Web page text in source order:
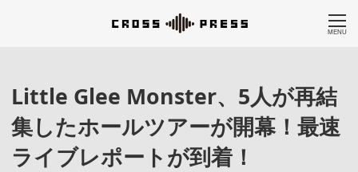
MENU
Little Glee Monster、5人が再結
集したホールツアーが開幕！最速
ライブレポートが到着！